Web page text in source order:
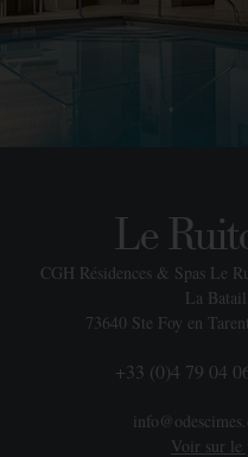
Le
CGH Résidences & Spas Le
La
73640 Ste Foy en
+33 (0)4 79 04
Voir sur le